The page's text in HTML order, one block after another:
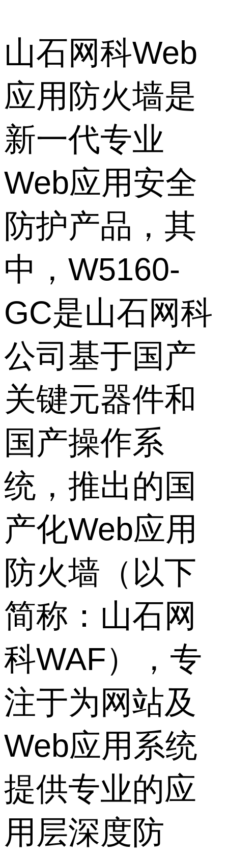
山石网科Web
应用防火墙是
新一代专业
Web应用安全
防护产品，其
中，W5160-
GC是山石网科
公司基于国产
关键元器件和
国产操作系
统，推出的国
产化Web应用
防火墙（以下
简称：山石网
科WAF），专
注于为网站及
Web应用系统
提供专业的应
用层深度防